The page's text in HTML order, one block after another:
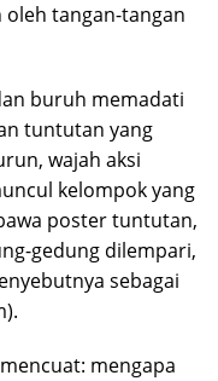
tangan-tangan
buruh memadati
tuntutan yang
wajah aksi
kelompok yang
poster tuntutan,
gedung dilempari,
sebagai
mengapa